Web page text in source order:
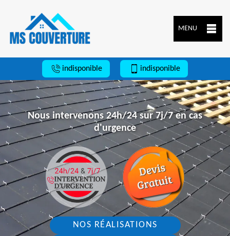
MENU
indisponible indisponible
Nous intervenons 24h/24 sur 7j/7 en cas
d'urgence
NOS RÉALISATIONS